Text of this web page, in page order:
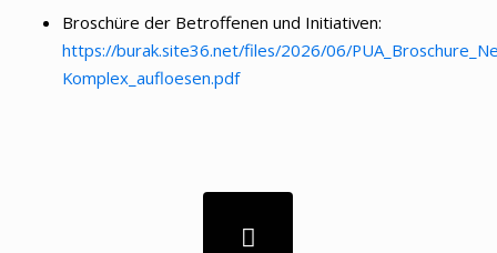
Broschüre der Betroffenen und Initiativen:
https://burak.site36.net/files/2026/06/
Komplex_aufloesen.pdf